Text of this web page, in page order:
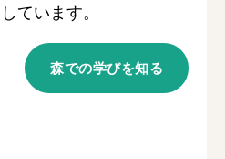
ています。
森での学びを知る